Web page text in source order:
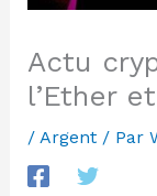
Actu
l’Ether
/ Argent/ Par